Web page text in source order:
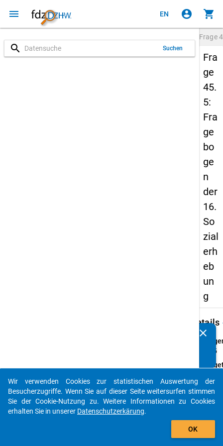
menu EN account_circle shopping_cart
search Suchen
Frage
Fra
ge
45.
5:
Fra
ge
bo
ge
n
der
16.
So
zial
erh
eb
un
g
Details
45.5
Sie
clear
auto_stories
add_shopping_cart
Wir verwenden Cookies zur statistischen Auswertung der
Besucherzugriffe. Wenn Sie auf dieser Seite weitersurfen stimmen
Sie der Cookie-Nutzung zu. Weitere Informationen zu Cookies
erhalten Sie in unserer Datenschutzerkärung.
OK